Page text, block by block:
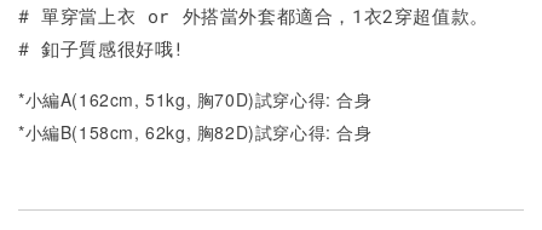
# 單穿當上衣 or 外搭當外套都適合，1衣2穿超值款。
# 釦子質感很好哦!
*小編A(162cm, 51kg, 胸70D)試穿心得: 合身
*小編B(158cm, 62kg, 胸82D)試穿心得: 合身